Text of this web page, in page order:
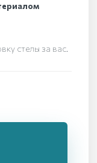
стелы за вас.